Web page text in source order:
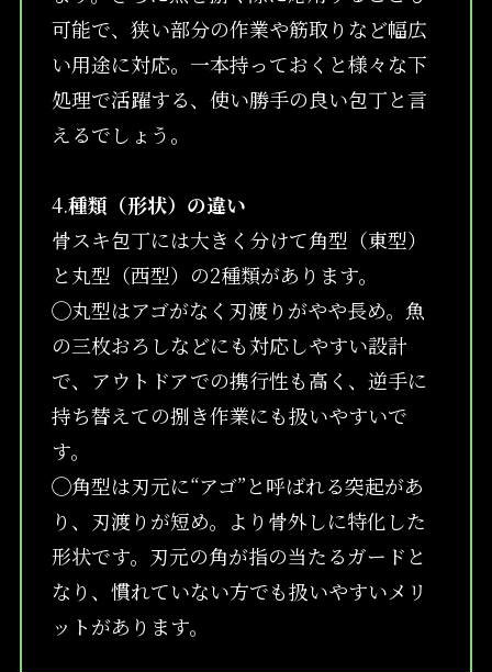
可能で、狭い部分の作業や筋取りなど幅広
い用途に対応。一本持っておくと様々な下
処理で活躍する、使い勝手の良い包丁と言
えるでしょう。
4.種類（形状）の違い
骨スキ包丁には大きく分けて角型（東型）
と丸型（西型）の2種類があります。
◯丸型はアゴがなく刃渡りがやや長め。魚
の三枚おろしなどにも対応しやすい設計
で、アウトドアでの携行性も高く、逆手に
持ち替えての捌き作業にも扱いやすいで
す。
◯角型は刃元に“アゴ”と呼ばれる突起があ
り、刃渡りが短め。より骨外しに特化した
形状です。刃元の角が指の当たるガードと
なり、慣れていない方でも扱いやすいメリ
ットがあります。